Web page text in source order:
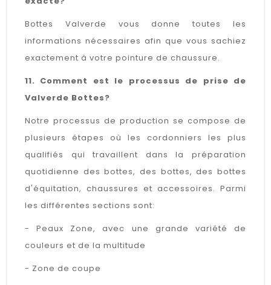
Bottes Valverde vous donne toutes les
informations nécessaires afin que vous sachiez
exactement à votre pointure de chaussure.
11. Comment est le processus de prise de
Valverde Bottes?
Notre processus de production se compose de
plusieurs étapes où les cordonniers les plus
qualifiés qui travaillent dans la préparation
quotidienne des bottes, des bottes, des bottes
d'équitation, chaussures et accessoires. Parmi
les différentes sections sont:
- Peaux Zone, avec une grande variété de
couleurs et de la multitude
- Zone de coupe